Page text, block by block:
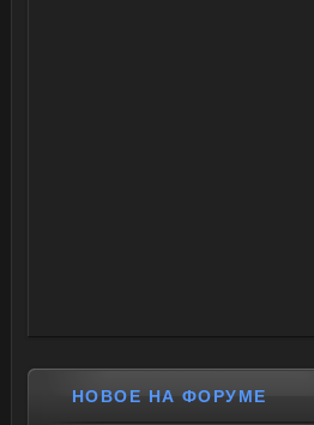
НОВОЕ НА ФОРУМЕ